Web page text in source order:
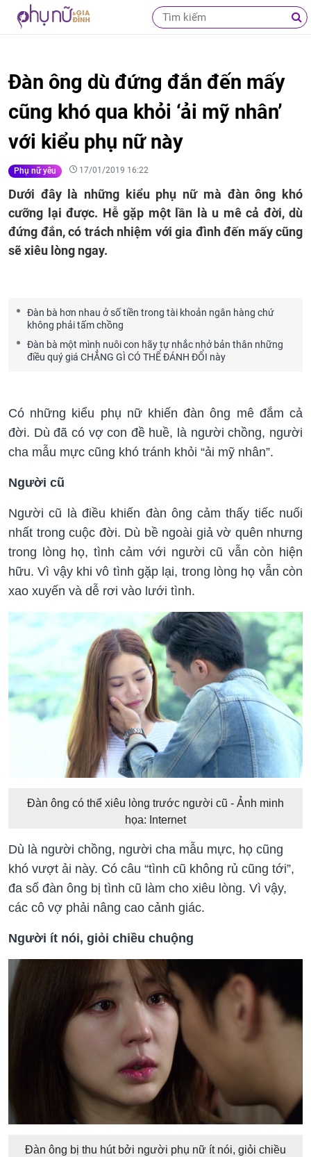
Đàn ông dù đứng đắn đến mấy
cũng khó qua khỏi ‘ải mỹ nhân’
với kiểu phụ nữ này
Phụ nữ yêu 17/01/2019 16:22
Dưới đây là những kiểu phụ nữ mà đàn ông khó
cưỡng lại được. Hễ gặp một lần là u mê cả đời, dù
đứng đắn, có trách nhiệm với gia đình đến mấy cũng
sẽ xiêu lòng ngay.
Đàn bà hơn nhau ở số tiền trong tài khoản ngân hàng chứ
không phải tấm chồng
Đàn bà một mình nuôi con hãy tự nhắc nhở bản thân những
điều quý giá CHẲNG GÌ CÓ THỂ ĐÁNH ĐỔI này
Có những kiểu phụ nữ khiến đàn ông mê đắm cả
đời. Dù đã có vợ con đề huề, là người chồng, người
cha mẫu mực cũng khó tránh khỏi “ải mỹ nhân”.
Người cũ
Người cũ là điều khiến đàn ông cảm thấy tiếc nuối
nhất trong cuộc đời. Dù bề ngoài giả vờ quên nhưng
trong lòng họ, tình cảm với người cũ vẫn còn hiện
hữu. Vì vậy khi vô tình gặp lại, trong lòng họ vẫn còn
xao xuyến và dễ rơi vào lưới tình.
Đàn ông có thể xiêu lòng trước người cũ - Ảnh minh
họa: Internet
Dù là người chồng, người cha mẫu mực, họ cũng
khó vượt ải này. Có câu “tình cũ không rủ cũng tới”,
đa số đàn ông bị tình cũ làm cho xiêu lòng. Vì vậy,
các cô vợ phải nâng cao cảnh giác.
Người ít nói, giỏi chiều chuộng
Đàn ông bị thu hút bởi người phụ nữ ít nói, giỏi chiều